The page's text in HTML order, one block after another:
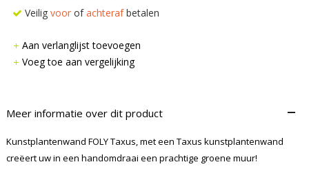
Veilig voorofachterafbetalen
Aan verlanglijst toevoegen
Voeg toe aan vergelijking
Meer informatie over dit product –
Kunstplantenwand FOLY Taxus, met een Taxus kunstplantenwand
creëert uw in een handomdraai een prachtige groene muur!